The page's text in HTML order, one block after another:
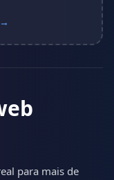
para mais de